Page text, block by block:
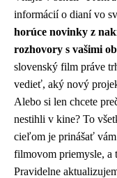
informácií o dianí vo
horúce novinky z
rozhovory s vašimi
slovenský film práve
vedieť, aký nový
Alebo si len chcete
nestihli v kine? To
cieľom je prinášať
filmovom priemysle, a
Pravidelne